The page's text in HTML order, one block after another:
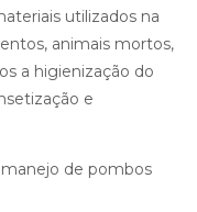
utilizados na
animais mortos,
a higienização do
e
de pombos